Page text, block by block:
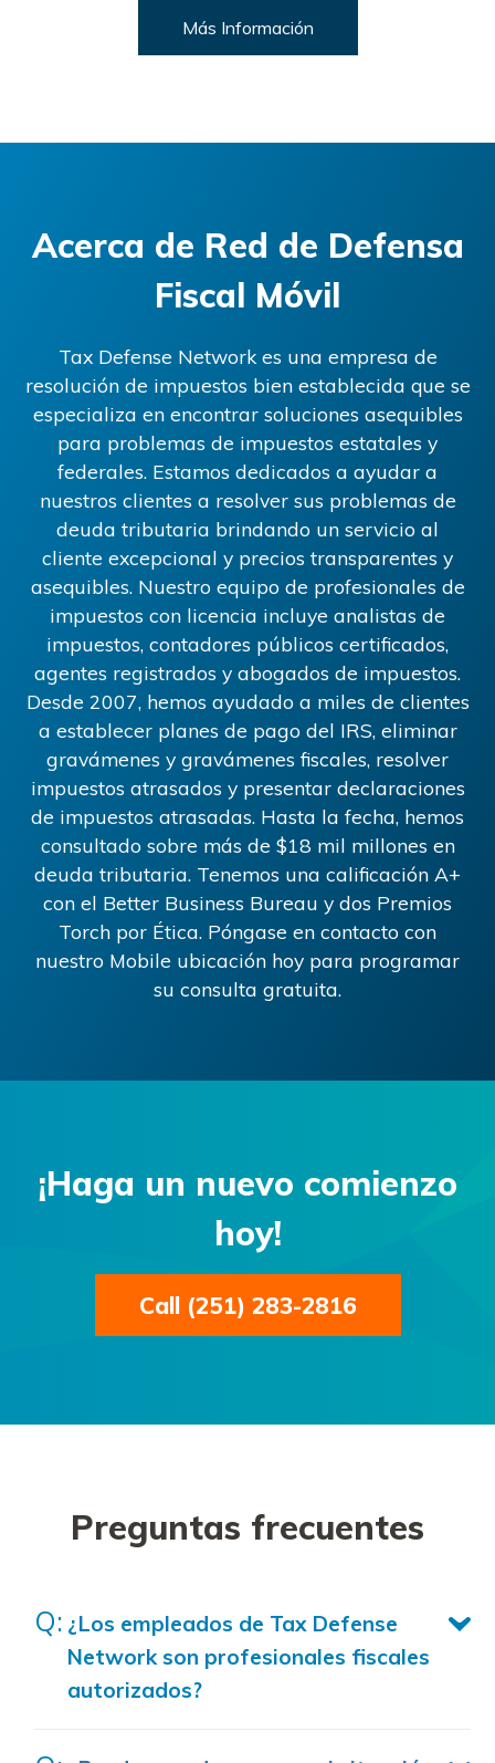
Más Información
Acerca de Red de Defensa
Fiscal Móvil
Tax Defense Network es una empresa de
resolución de impuestos bien establecida que se
especializa en encontrar soluciones asequibles
para problemas de impuestos estatales y
federales. Estamos dedicados a ayudar a
nuestros clientes a resolver sus problemas de
deuda tributaria brindando un servicio al
cliente excepcional y precios transparentes y
asequibles. Nuestro equipo de profesionales de
impuestos con licencia incluye analistas de
impuestos, contadores públicos certificados,
agentes registrados y abogados de impuestos.
Desde 2007, hemos ayudado a miles de clientes
a establecer planes de pago del IRS, eliminar
gravámenes y gravámenes fiscales, resolver
impuestos atrasados ​​y presentar declaraciones
de impuestos atrasadas. Hasta la fecha, hemos
consultado sobre más de $18 mil millones en
deuda tributaria. Tenemos una calificación A+
con el Better Business Bureau y dos Premios
Torch por Ética. Póngase en contacto con
nuestro Mobile ubicación hoy para programar
su consulta gratuita.
¡Haga un nuevo comienzo
hoy!
Call (251) 283-2816
Preguntas frecuentes
¿Los empleados de Tax Defense
Network son profesionales fiscales
autorizados?